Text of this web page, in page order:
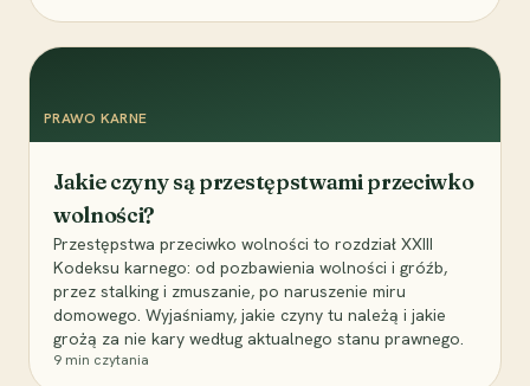
PRAWO KARNE
Jakie czyny są przestępstwami przeciwko
wolności?
Przestępstwa przeciwko wolności to rozdział XXIII
Kodeksu karnego: od pozbawienia wolności i gróźb,
przez stalking i zmuszanie, po naruszenie miru
domowego. Wyjaśniamy, jakie czyny tu należą i jakie
grożą za nie kary według aktualnego stanu prawnego.
9 min czytania